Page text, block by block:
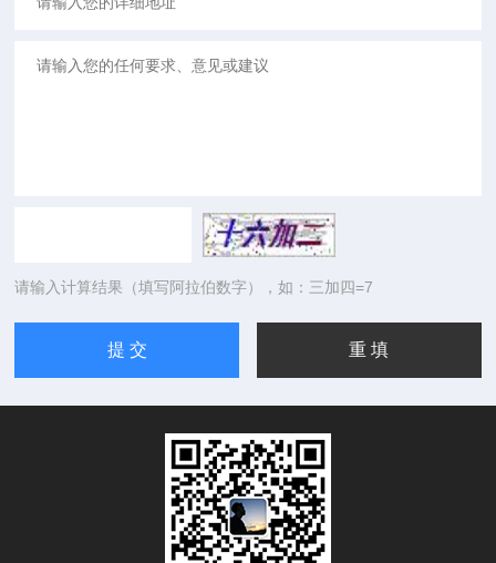
请输入计算结果（填写阿拉伯数字），如：三加四=7